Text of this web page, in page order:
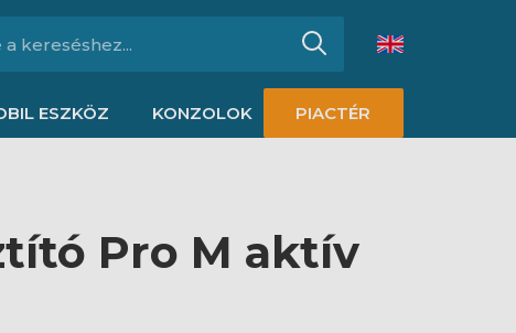
ESZKÖZ KONZOLOK PIACTÉR
Pro M aktív